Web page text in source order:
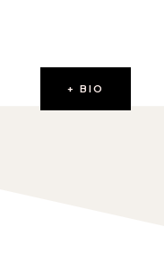
+ BIO